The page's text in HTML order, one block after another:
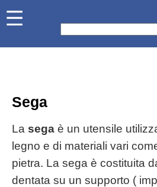
Sega
La sega è un utensile
legno e di materiali vari
pietra. La sega è costituita
dentata su un supporto (